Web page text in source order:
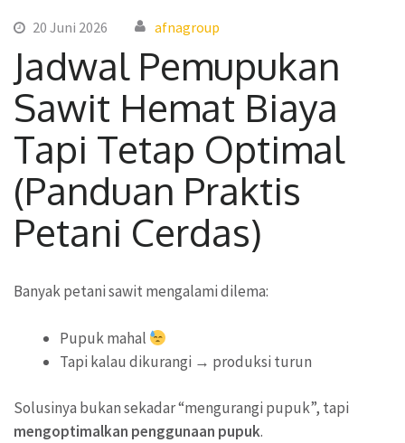
20 Juni 2026 afnagroup
Jadwal Pemupukan
Sawit Hemat Biaya
Tapi Tetap Optimal
(Panduan Praktis
Petani Cerdas)
Banyak petani sawit mengalami dilema:
Pupuk mahal
Tapi kalau dikurangi → produksi turun
Solusinya bukan sekadar “mengurangi pupuk”, tapi
mengoptimalkan penggunaan pupuk.